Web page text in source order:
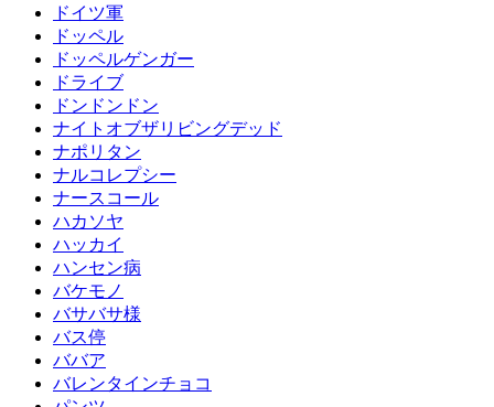
ドイツ軍
ドッペル
ドッペルゲンガー
ドライブ
ドンドンドン
ナイトオブザリビングデッド
ナポリタン
ナルコレプシー
ナースコール
ハカソヤ
ハッカイ
ハンセン病
バケモノ
バサバサ様
バス停
ババア
バレンタインチョコ